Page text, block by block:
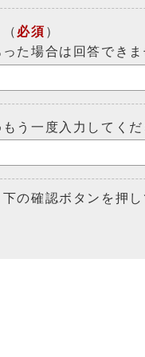
必須 ）
た場合は回答できま
う一度入力してくだ
の確認ボタンを押し